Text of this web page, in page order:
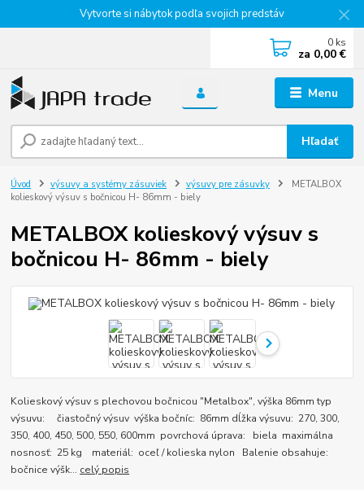
Vytvorte si nábytok podľa svojich predstáv
Menu
Hľadať
0 ks
za 0,00 €
Úvod výsuvy a systémy zásuviek výsuvy pre zásuvky
METALBOX
kolieskový výsuv s bočnicou H- 86mm - biely
METALBOX kolieskový výsuv s
bočnicou H- 86mm - biely
Kolieskový výsuv s plechovou bočnicou "Metalbox", výška 86mm typ
výsuvu: čiastočný výsuv výška bočníc: 86mm dĺžka výsuvu: 270, 300,
350, 400, 450, 500, 550, 600mm povrchová úprava: biela maximálna
nosnosť: 25 kg materiál: oceľ / kolieska nylon Balenie obsahuje:
bočnice výšk... celý popis